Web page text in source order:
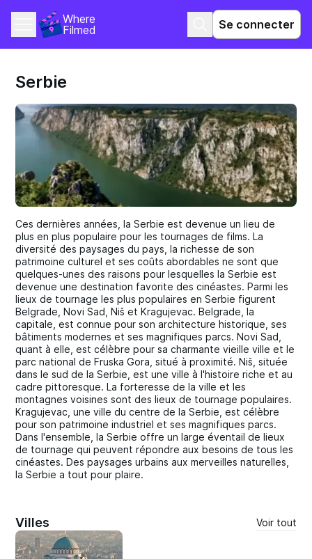
Where
Filmed
Se connecter
Serbie
Ces dernières années, la Serbie est devenue un lieu de
plus en plus populaire pour les tournages de films. La
diversité des paysages du pays, la richesse de son
patrimoine culturel et ses coûts abordables ne sont que
quelques-unes des raisons pour lesquelles la Serbie est
devenue une destination favorite des cinéastes. Parmi les
lieux de tournage les plus populaires en Serbie figurent
Belgrade, Novi Sad, Niš et Kragujevac. Belgrade, la
capitale, est connue pour son architecture historique, ses
bâtiments modernes et ses magnifiques parcs. Novi Sad,
quant à elle, est célèbre pour sa charmante vieille ville et le
parc national de Fruska Gora, situé à proximité. Niš, située
dans le sud de la Serbie, est une ville à l'histoire riche et au
cadre pittoresque. La forteresse de la ville et les
montagnes voisines sont des lieux de tournage populaires.
Kragujevac, une ville du centre de la Serbie, est célèbre
pour son patrimoine industriel et ses magnifiques parcs.
Dans l'ensemble, la Serbie offre un large éventail de lieux
de tournage qui peuvent répondre aux besoins de tous les
cinéastes. Des paysages urbains aux merveilles naturelles,
la Serbie a tout pour plaire.
Villes Voir tout